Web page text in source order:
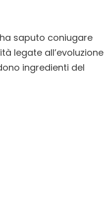
saputo coniugare
legate all’evoluzione
ingredienti del